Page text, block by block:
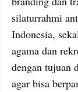
silaturrahmi
Indonesia,
agama dan
dengan tujuan
agar bisa